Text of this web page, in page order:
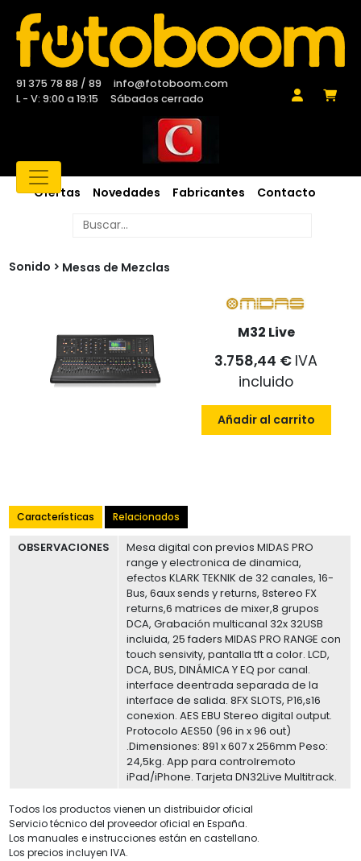
91 375 78 88 / 89
info@fotoboom.com
L - V: 9:00 a 19:15
Sábados cerrado
Ofertas Novedades Fabricantes Contacto
Sonido Mesas de Mezclas
M32 Live
3.758,44 € IVA
incluido
Añadir al carrito
Características Relacionados
OBSERVACIONES
Mesa digital con previos MIDAS PRO
range y electronica de dinamica,
efectos KLARK TEKNIK de 32 canales, 16-
Bus, 6aux sends y returns, 8stereo FX
returns,6 matrices de mixer,8 grupos
DCA, Grabación multicanal 32x 32USB
incluida, 25 faders MIDAS PRO RANGE con
touch sensivity, pantalla tft a color. LCD,
DCA, BUS, DINÁMICA Y EQ por canal.
interface deentrada separada de la
interface de salida. 8FX SLOTS, P16,s16
conexion. AES EBU Stereo digital output.
Protocolo AES50 (96 in x 96 out)
.Dimensiones: 891 x 607 x 256mm Peso:
24,5kg. App para controlremoto
iPad/iPhone. Tarjeta DN32Live Multitrack.
Todos los productos vienen un distribuidor oficial
Servicio técnico del proveedor oficial en España.
Los manuales e instrucciones están en castellano.
Los precios incluyen IVA.